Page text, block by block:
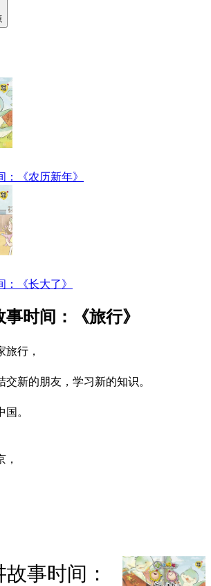
《农历新年》
《长大了》
时间：《旅行》
旅行，
新的朋友，学习新的知识。
。
事时间：